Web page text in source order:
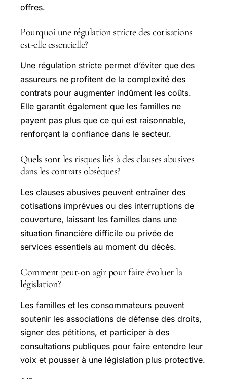
offres.
Pourquoi une régulation stricte des cotisations
est-elle essentielle?
Une régulation stricte permet d’éviter que des
assureurs ne profitent de la complexité des
contrats pour augmenter indûment les coûts.
Elle garantit également que les familles ne
payent pas plus que ce qui est raisonnable,
renforçant la confiance dans le secteur.
Quels sont les risques liés à des clauses abusives
dans les contrats obsèques?
Les clauses abusives peuvent entraîner des
cotisations imprévues ou des interruptions de
couverture, laissant les familles dans une
situation financière difficile ou privée de
services essentiels au moment du décès.
Comment peut-on agir pour faire évoluer la
législation?
Les familles et les consommateurs peuvent
soutenir les associations de défense des droits,
signer des pétitions, et participer à des
consultations publiques pour faire entendre leur
voix et pousser à une législation plus protective.